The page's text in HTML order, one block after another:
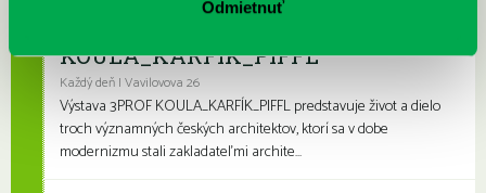
Odmietnuť
Výstava 3PROF
KOULA_KARFÍK_PIFFL
Každý deň | Vavilovova 26
Výstava 3PROF KOULA_KARFÍK_PIFFL predstavuje život a dielo
troch významných českých architektov, ktorí sa v dobe
modernizmu stali zakladateľmi archite...